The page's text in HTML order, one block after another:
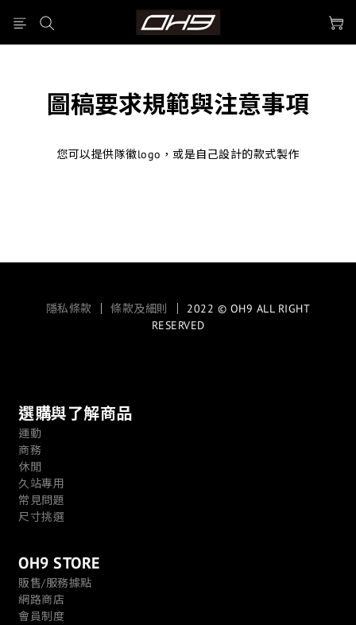
圖稿要求規範與注意事項
您可以提供隊徽logo，或是自己設計的款式製作
隱私條款 ｜條款及細則
｜ 2022 © OH9 ALL RIGHT
RESERVED
選購與了解商品
運動
商務
休閒
久站專用
常見問題
尺寸挑選
OH9 STORE
販售/服務據點
網路商店
會員制度